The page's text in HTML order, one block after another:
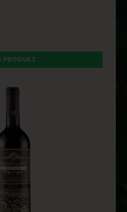
PRODUKT